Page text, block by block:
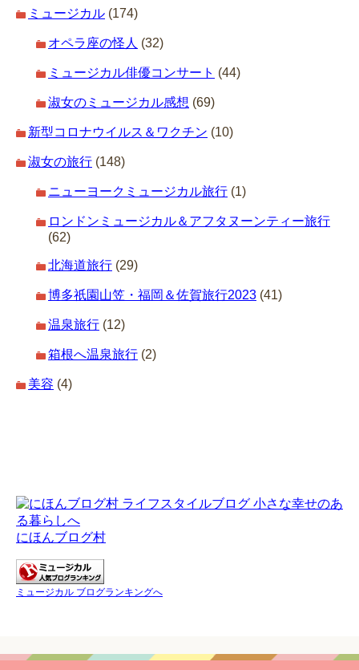
ミュージカル (174)
オペラ座の怪人 (32)
ミュージカル俳優コンサート (44)
淑女のミュージカル感想 (69)
新型コロナウイルス＆ワクチン (10)
淑女の旅行 (148)
ニューヨークミュージカル旅行 (1)
ロンドンミュージカル＆アフタヌーンティー旅行
(62)
北海道旅行 (29)
博多祇園山笠・福岡＆佐賀旅行2023 (41)
温泉旅行 (12)
箱根へ温泉旅行 (2)
美容 (4)
にほんブログ村
ミュージカル ブログランキングへ